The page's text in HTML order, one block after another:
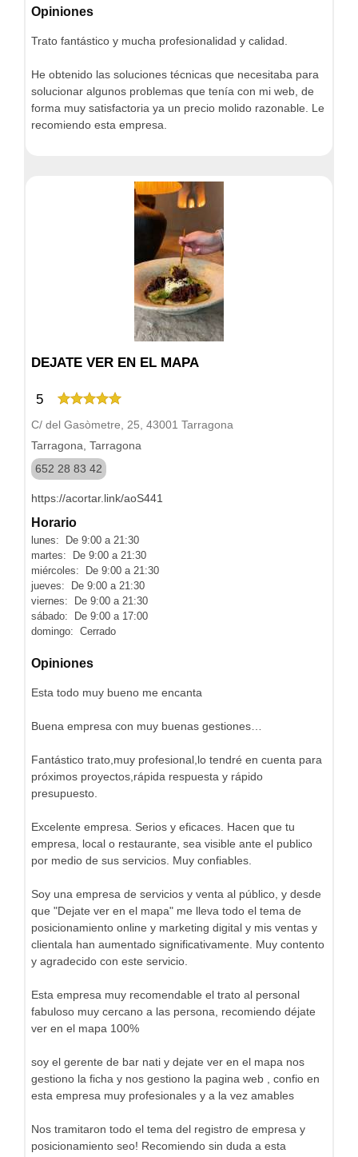
Opiniones
Trato fantástico y mucha profesionalidad y calidad.
He obtenido las soluciones técnicas que necesitaba para
solucionar algunos problemas que tenía con mi web, de
forma muy satisfactoria ya un precio molido razonable. Le
recomiendo esta empresa.
DEJATE VER EN EL MAPA
5
C/ del Gasòmetre, 25, 43001 Tarragona
Tarragona, Tarragona
652 28 83 42
https://acortar.link/aoS441
Horario
lunes: De 9:00 a 21:30
martes: De 9:00 a 21:30
miércoles: De 9:00 a 21:30
jueves: De 9:00 a 21:30
viernes: De 9:00 a 21:30
sábado: De 9:00 a 17:00
domingo: Cerrado
Opiniones
Esta todo muy bueno me encanta
Buena empresa con muy buenas gestiones…
Fantástico trato,muy profesional,lo tendré en cuenta para
próximos proyectos,rápida respuesta y rápido
presupuesto.
Excelente empresa. Serios y eficaces. Hacen que tu
empresa, local o restaurante, sea visible ante el publico
por medio de sus servicios. Muy confiables.
Soy una empresa de servicios y venta al público, y desde
que "Dejate ver en el mapa" me lleva todo el tema de
posicionamiento online y marketing digital y mis ventas y
clientala han aumentado significativamente. Muy contento
y agradecido con este servicio.
Esta empresa muy recomendable el trato al personal
fabuloso muy cercano a las persona, recomiendo déjate
ver en el mapa 100%
soy el gerente de bar nati y dejate ver en el mapa nos
gestiono la ficha y nos gestiono la pagina web , confio en
esta empresa muy profesionales y a la vez amables
Nos tramitaron todo el tema del registro de empresa y
posicionamiento seo! Recomiendo sin duda a esta